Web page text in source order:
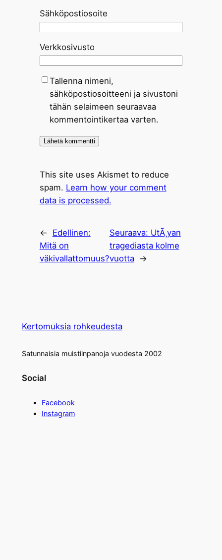
Sähköpostiosoite
Verkkosivusto
Tallenna nimeni,
sähköpostiosoitteeni ja sivustoni
tähän selaimeen seuraavaa
kommentointikertaa varten.
This site uses Akismet to reduce
spam. Learn how your comment
data is processed.
←
Edellinen:
Mitä on
väkivallattomuus?
Seuraava: UtÃ¸yan
tragediasta kolme
vuotta
→
Kertomuksia rohkeudesta
Satunnaisia muistiinpanoja vuodesta 2002
Social
Facebook
Instagram